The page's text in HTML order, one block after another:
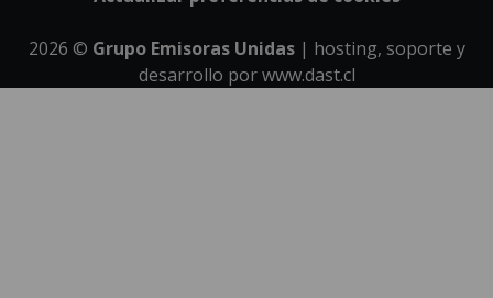
2026 © Grupo Emisoras Unidas| hosting, soporte y
desarrollo porwww.dast.cl